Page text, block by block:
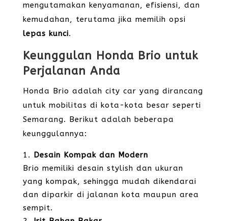
mengutamakan kenyamanan, efisiensi, dan
kemudahan, terutama jika memilih opsi
lepas kunci.
Keunggulan Honda Brio untuk
Perjalanan Anda
Honda Brio adalah city car yang dirancang
untuk mobilitas di kota-kota besar seperti
Semarang. Berikut adalah beberapa
keunggulannya:
Desain Kompak dan Modern
Brio memiliki desain stylish dan ukuran
yang kompak, sehingga mudah dikendarai
dan diparkir di jalanan kota maupun area
sempit.